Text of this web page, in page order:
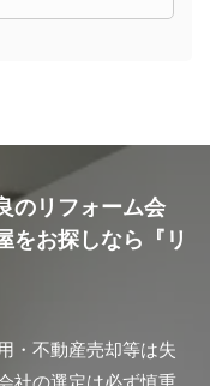
のリフォーム会
をお探しなら『リ
・不動産売却等は失